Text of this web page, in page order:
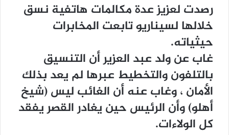
رصدت لعزيز عدة مكالمات هاتفية نسق
خلالها لسيناريو تابعت المخابرات
حيثياته.
غاب عن ولد عبد العزير أن التنسيق
بالتلفون والتخطيط عبرها لم يعد بذلك
الأمان ، وغاب عنه أن الغائب ليس (شيخ
أهلو) وأن الرئيس حين يغادر القصر يفقد
كل الولاءات.